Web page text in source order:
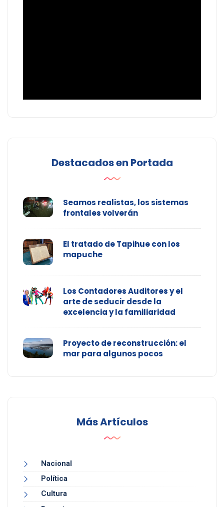
Destacados en Portada
Seamos realistas, los sistemas
frontales volverán
El tratado de Tapihue con los
mapuche
Los Contadores Auditores y el
arte de seducir desde la
excelencia y la familiaridad
Proyecto de reconstrucción: el
mar para algunos pocos
Más Artículos
Nacional
Política
Cultura